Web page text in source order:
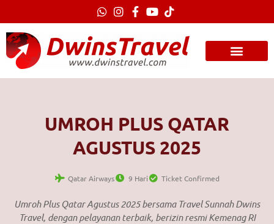
konten
UMROH PLUS QATAR
AGUSTUS 2025
Qatar Airways 9 Hari Ticket Confirmed
Umroh Plus Qatar Agustus 2025 bersama Travel Sunnah Dwins
Travel, dengan pelayanan terbaik, berizin resmi Kemenag RI